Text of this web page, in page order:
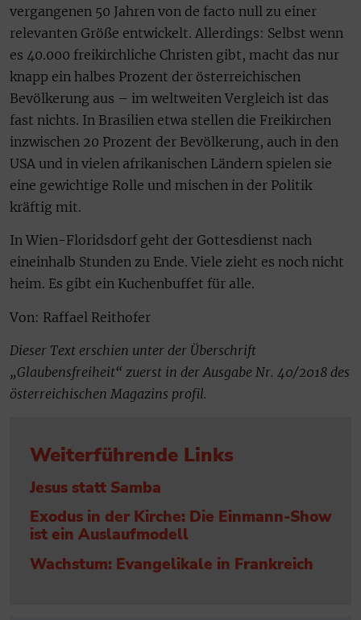
vergangenen 50 Jahren von de facto null zu einer
relevanten Größe entwickelt. Allerdings: Selbst wenn
es 40.000 freikirchliche Christen gibt, macht das nur
knapp ein halbes Prozent der österreichischen
Bevölkerung aus – im weltweiten Vergleich ist das
fast nichts. In Brasilien etwa stellen die Freikirchen
inzwischen 20 Prozent der Bevölkerung, auch in den
USA und in vielen afrikanischen Ländern spielen sie
eine gewichtige Rolle und mischen in der Politik
kräftig mit.
In Wien-Floridsdorf geht der Gottesdienst nach
eineinhalb Stunden zu Ende. Viele zieht es noch nicht
heim. Es gibt ein Kuchenbuffet für alle.
Von: Raffael Reithofer
Dieser Text erschien unter der Überschrift
„Glaubensfreiheit“ zuerst in der Ausgabe Nr. 40/2018 des
österreichischen Magazins profil.
Weiterführende Links
Jesus statt Samba
Exodus in der Kirche: Die Einmann-Show
ist ein Auslaufmodell
Wachstum: Evangelikale in Frankreich